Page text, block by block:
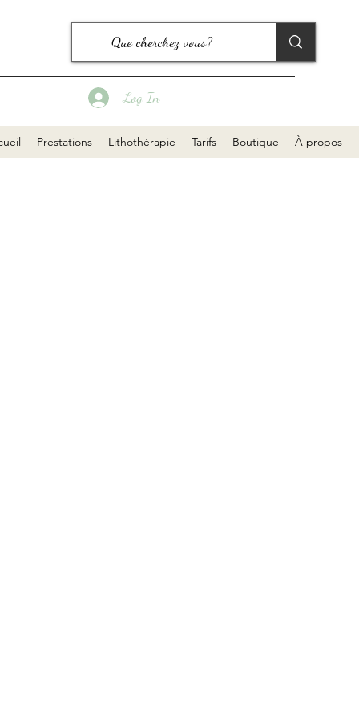
Prestations Lithothérapie Tarifs Boutique À propos
Log In